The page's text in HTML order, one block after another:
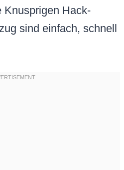
Knusprigen Hack-
sind einfach, schnell